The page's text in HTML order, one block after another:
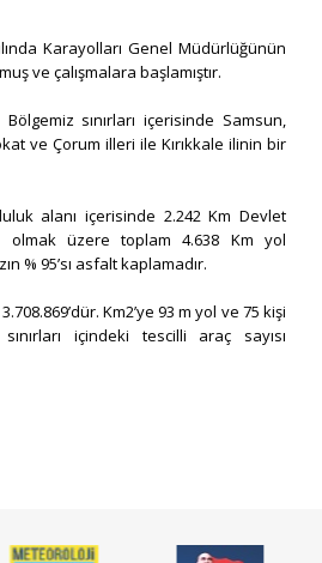
Karayolları Genel Müdürlüğünün
ve çalışmalara başlamıştır.
sınırları içerisinde Samsun,
ve Çorum illeri ile Kırıkkale ilinin bir
alanı içerisinde 2.242 Km Devlet
olmak üzere toplam 4.638 Km yol
% 95’sı asfalt kaplamadır.
Km2’ye 93 m yol ve 75 kişi
içindeki tescilli araç sayısı